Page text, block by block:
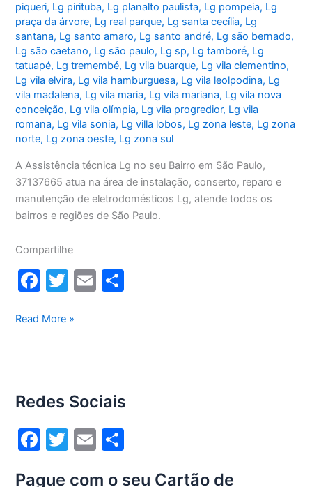
piqueri, Lg pirituba, Lg planalto paulista, Lg pompeia, Lg
praça da árvore, Lg real parque, Lg santa cecília, Lg
santana, Lg santo amaro, Lg santo andré, Lg são bernado,
Lg são caetano, Lg são paulo, Lg sp, Lg tamboré, Lg
tatuapé, Lg tremembé, Lg vila buarque, Lg vila clementino,
Lg vila elvira, Lg vila hamburguesa, Lg vila leolpodina, Lg
vila madalena, Lg vila maria, Lg vila mariana, Lg vila nova
conceição, Lg vila olímpia, Lg vila progredior, Lg vila
romana, Lg vila sonia, Lg villa lobos, Lg zona leste, Lg zona
norte, Lg zona oeste, Lg zona sul
A Assistência técnica Lg no seu Bairro em São Paulo,
37137665 atua na área de instalação, conserto, reparo e
manutenção de eletrodomésticos Lg, atende todos os
bairros e regiões de São Paulo.
Compartilhe
F
c
o
o
k
T
itt
E
Assistência
Bairro
Read More »
Redes Sociais
F
T
E
Pague com o seu Cartão de